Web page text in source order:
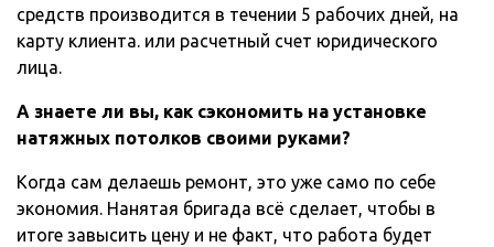
средств производится в течении 5 рабочих дней, на
карту клиента. или расчетный счет юридического
лица.
А знаете ли вы, как сэкономить на установке
натяжных потолков своими руками?
Когда сам делаешь ремонт, это уже само по себе
экономия. Нанятая бригада всё сделает, чтобы в
итоге завысить цену и не факт, что работа будет